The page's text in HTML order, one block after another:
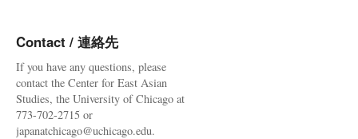
Contact / 連絡先
If you have any questions, please
contact the Center for East Asian
Studies, the University of Chicago at
773-702-2715 or
japanatchicago@uchicago.edu.